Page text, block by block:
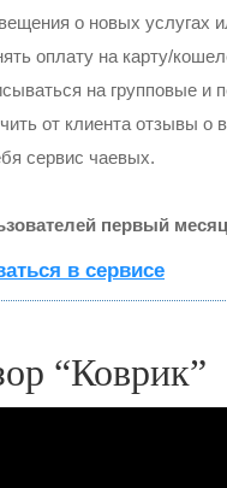
о новых услугах
оплату на карту/
на групповые и
от клиента отзывы о
сервис чаевых.
первый
в сервисе
“Коврик”